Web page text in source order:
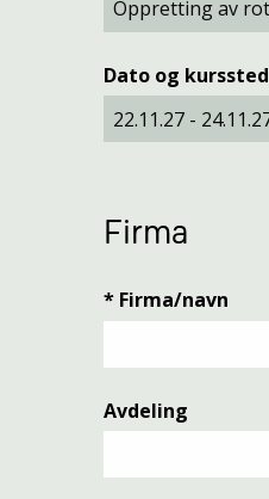
Dato og kurssted
Firma
* Firma/navn
Avdeling